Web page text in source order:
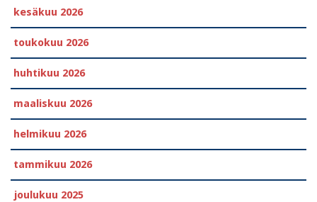
kesäkuu 2026
toukokuu 2026
huhtikuu 2026
maaliskuu 2026
helmikuu 2026
tammikuu 2026
joulukuu 2025